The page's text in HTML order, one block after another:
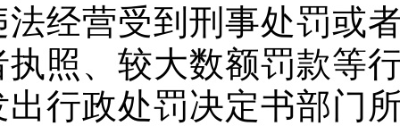
法经营受到刑事处罚或
执照、较大数额罚款等
出行政处罚决定书部门